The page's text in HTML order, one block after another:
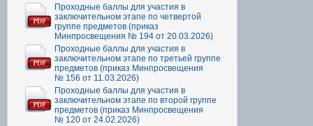
Проходные баллы для участия в
заключительном этапе по четвертой
группе предметов (приказ
Минпросвещения № 194 от 20.03.2026)
Проходные баллы для участия в
заключительном этапе по третьей группе
предметов (приказ Минпросвещения
№ 156 от 11.03.2026)
Проходные баллы для участия в
заключительном этапе по второй группе
предметов (приказ Минпросвещения
№ 120 от 24.02.2026)